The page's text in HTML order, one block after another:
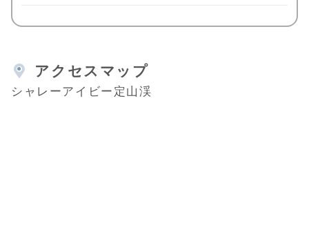
アクセスマップ
シャレーアイビー定山渓